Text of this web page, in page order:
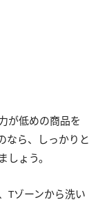
が低めの商品を
なら、しっかりと
ょう。
Tゾーンから洗い